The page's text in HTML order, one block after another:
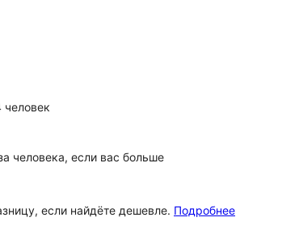
человека, если вас больше
если найдёте дешевле. Подробнее